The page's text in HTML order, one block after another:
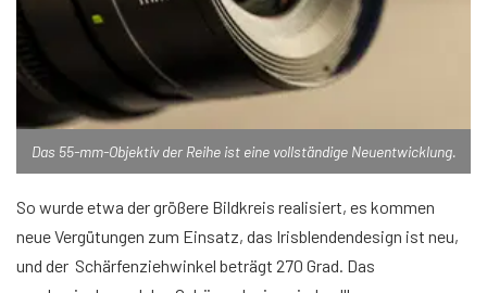
Das 55-mm-Objektiv der Reihe ist eine vollständige Neuentwicklung.
So wurde etwa der größere Bildkreis realisiert, es kommen
neue Vergütungen zum Einsatz, das Irisblendendesign ist neu,
und der Schärfenziehwinkel beträgt 270 Grad. Das